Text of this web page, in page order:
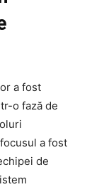
a fost
o fază de
a fost
de